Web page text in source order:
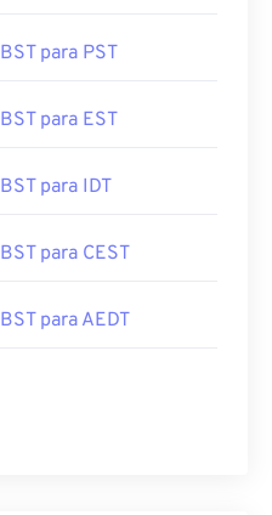
BST para PST
BST para EST
BST para IDT
BST para CEST
BST para AEDT